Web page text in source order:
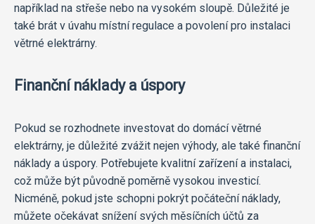
například na střeše nebo na vysokém sloupě. Důležité je
také brát v úvahu místní regulace a povolení pro instalaci
větrné elektrárny.
Finanční náklady a úspory
Pokud se rozhodnete investovat do domácí větrné
elektrárny, je důležité zvážit nejen výhody, ale také finanční
náklady a úspory. Potřebujete kvalitní zařízení a instalaci,
což může být původně poměrně vysokou investicí.
Nicméně, pokud jste schopni pokrýt počáteční náklady,
můžete očekávat snížení svých měsíčních účtů za